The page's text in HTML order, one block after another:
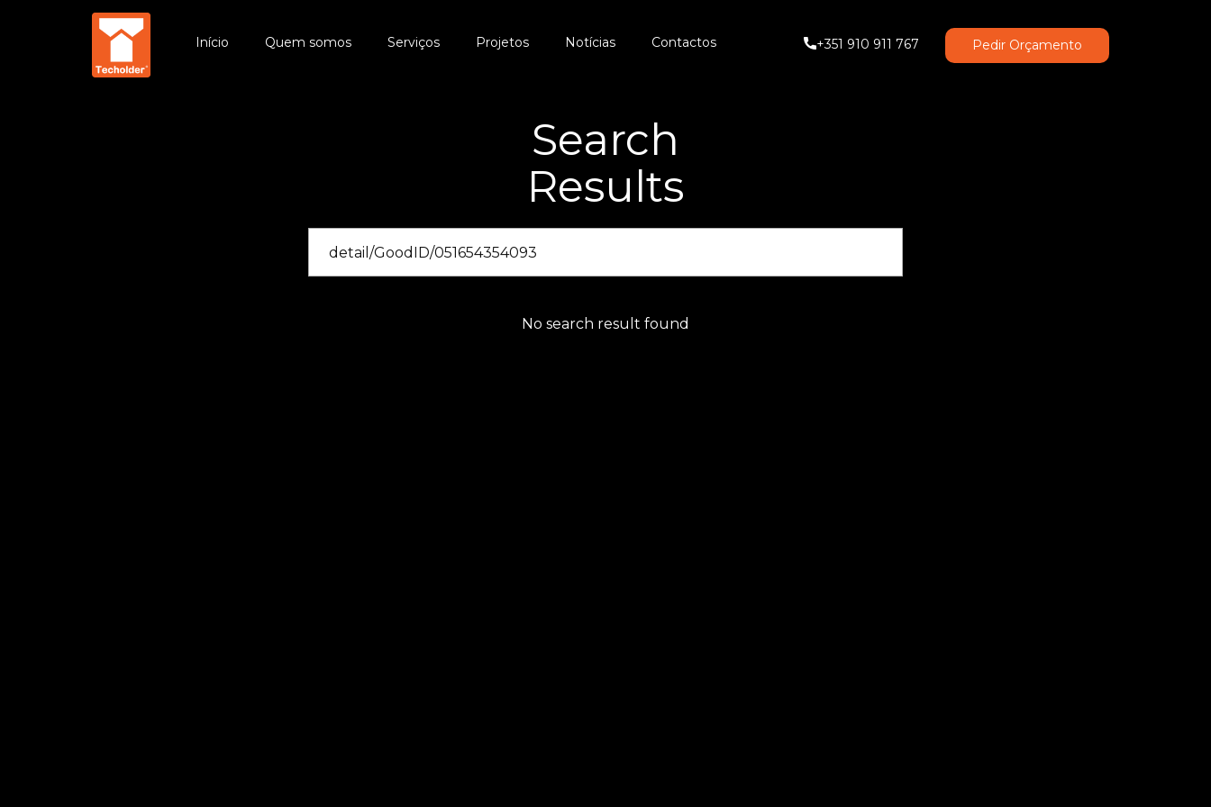
Início Quem somos Serviços Projetos Notícias Contactos Pedir Orçamento
+351 910 911 767
Search
Results
No search result found